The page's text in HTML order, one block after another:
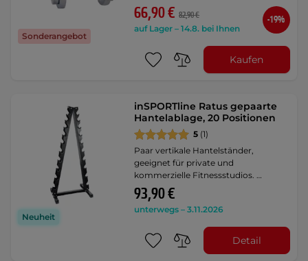
Sonderangebot
66,90 € 82,90 €
auf Lager – 14.8. bei Ihnen
-19%
Kaufen
Neuheit
inSPORTline Ratus gepaarte
Hantelablage, 20 Positionen
5 (1)
Paar vertikale Hantelständer,
geeignet für private und
kommerzielle Fitnessstudios. …
93,90 €
unterwegs – 3.11.2026
Detail